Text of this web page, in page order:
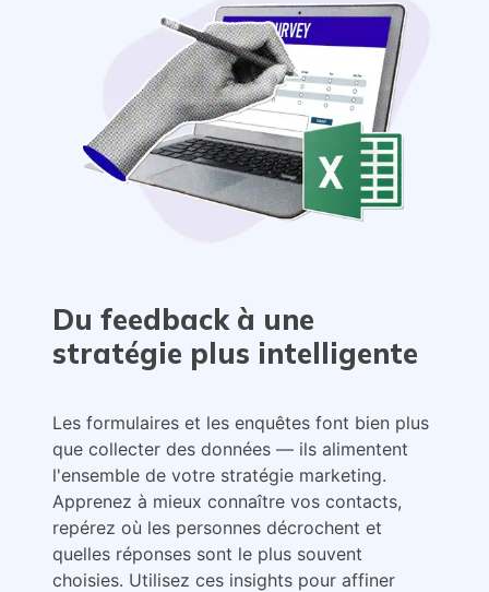
Du feedback à une
stratégie plus intelligente
Les formulaires et les enquêtes font bien plus
que collecter des données — ils alimentent
l'ensemble de votre stratégie marketing.
Apprenez à mieux connaître vos contacts,
repérez où les personnes décrochent et
quelles réponses sont le plus souvent
choisies. Utilisez ces insights pour affiner